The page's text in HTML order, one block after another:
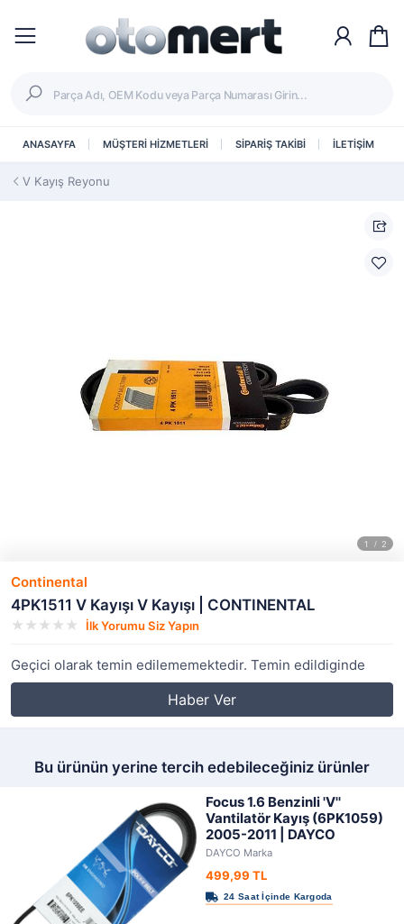
ANASAYFA MÜŞTERİ HİZMETLERİ SİPARİŞ TAKİBİ İLETİŞİM
V Kayış Reyonu
Continental
4PK1511 V Kayışı V Kayışı | CONTINENTAL
İlk Yorumu Siz Yapın
Geçici olarak temin edilememektedir. Temin edildiginde
Haber Ver
Bu ürünün yerine tercih edebileceğiniz ürünler
Focus 1.6 Benzinli 'V''
Vantilatör Kayış (6PK1059)
2005-2011 | DAYCO
DAYCO Marka
499,99 TL